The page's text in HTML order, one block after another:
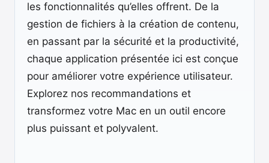
les fonctionnalités qu’elles offrent. De la
gestion de fichiers à la création de contenu,
en passant par la sécurité et la productivité,
chaque application présentée ici est conçue
pour améliorer votre expérience utilisateur.
Explorez nos recommandations et
transformez votre Mac en un outil encore
plus puissant et polyvalent.